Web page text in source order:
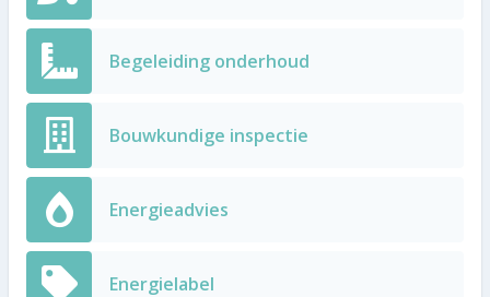
Begeleiding onderhoud
Bouwkundige inspectie
Energieadvies
Energielabel